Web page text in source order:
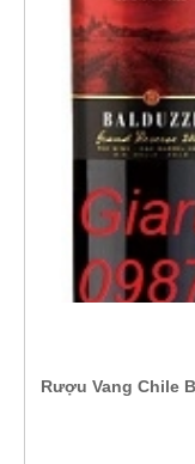
Rượu Vang Chile